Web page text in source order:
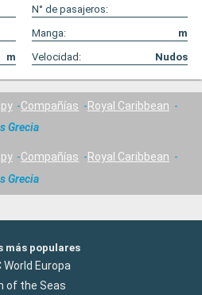
N° de pasajeros:
Manga:
m
m Velocidad: Nudos
Compañías
Royal Caribbean
Grecia
Compañías
Royal Caribbean
Grecia
más populares
World Europa
of the Seas